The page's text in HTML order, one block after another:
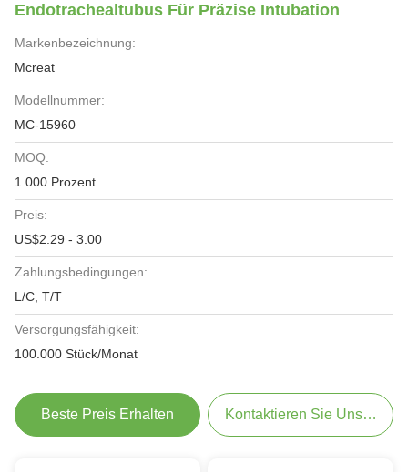
Endotrachealtubus Für Präzise Intubation
Markenbezeichnung:
Mcreat
Modellnummer:
MC-15960
MOQ:
1.000 Prozent
Preis:
US$2.29 - 3.00
Zahlungsbedingungen:
L/C, T/T
Versorgungsfähigkeit:
100.000 Stück/Monat
Beste Preis Erhalten Kontaktieren Sie Uns Jetzt